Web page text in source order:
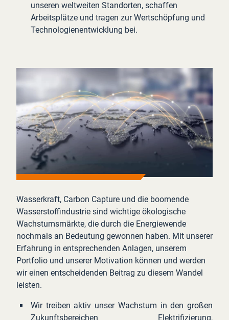
unseren weltweiten Standorten, schaffen
Arbeitsplätze und tragen zur Wertschöpfung und
Technologienentwicklung bei.
Wasserkraft, Carbon Capture und die boomende
Wasserstoffindustrie sind wichtige ökologische
Wachstumsmärkte, die durch die Energiewende
nochmals an Bedeutung gewonnen haben. Mit unserer
Erfahrung in entsprechenden Anlagen, unserem
Portfolio und unserer Motivation können und werden
wir einen entscheidenden Beitrag zu diesem Wandel
leisten.
Wir treiben aktiv unser Wachstum in den großen
Zukunftsbereichen Elektrifizierung,